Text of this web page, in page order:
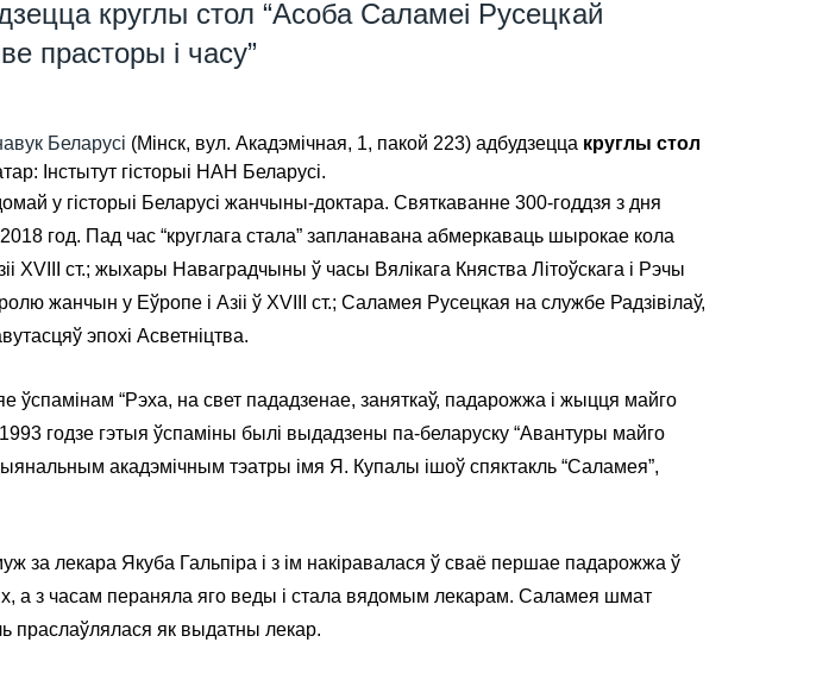
круглы стол “Асоба Саламеі Русецкай
прасторы і часу”
Беларусі (Мінск, вул. Акадэмічная, 1, пакой 223) адбудзецца круглы стол
Інстытут гісторыі НАН Беларусі.
у гісторыі Беларусі жанчыны-доктара. Святкаванне 300-годдзя з дня
год. Пад час “круглага стала” запланавана абмеркаваць шырокае кола
XVIII ст.; жыхары Наваградчыны ў часы Вялікага Княства Літоўскага і Рэчы
жанчын у Еўропе і Азіі ў XVIII ст.; Саламея Русецкая на службе Радзівілаў,
эпохі Асветніцтва.
“Рэха, на свет пададзенае, заняткаў, падарожжа і жыцця майго
годзе гэтыя ўспаміны былі выдадзены па-беларуску “Авантуры майго
акадэмічным тэатры імя Я. Купалы ішоў спяктакль “Саламея”,
лекара Якуба Гальпіра і з ім накіравалася ў сваё першае падарожжа ў
а з часам пераняла яго веды і стала вядомым лекарам. Саламея шмат
праслаўлялася як выдатны лекар.